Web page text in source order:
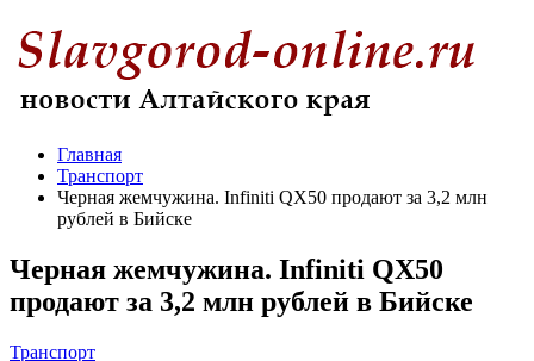
Главная
Транспорт
Черная жемчужина. Infiniti QX50 продают за 3,2 млн
рублей в Бийске
Черная жемчужина. Infiniti QX50
продают за 3,2 млн рублей в Бийске
Транспорт